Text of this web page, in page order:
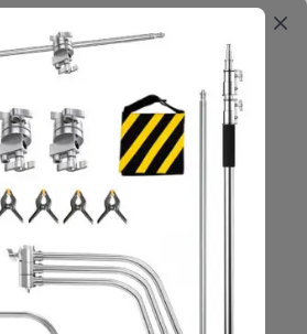
actualizaciones y más.